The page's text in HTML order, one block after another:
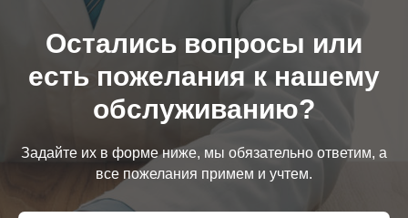
Остались вопросы или
есть пожелания к нашему
обслуживанию?
Задайте их в форме ниже, мы обязательно ответим, а
все пожелания примем и учтем.